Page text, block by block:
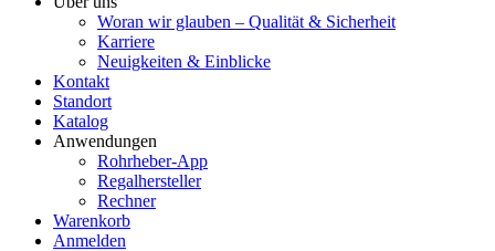
Woran wir glauben – Qualität & Sicherheit
Karriere
Neuigkeiten & Einblicke
Kontakt
Standort
Katalog
Anwendungen
Rohrheber-App
Regalhersteller
Rechner
Warenkorb
Anmelden